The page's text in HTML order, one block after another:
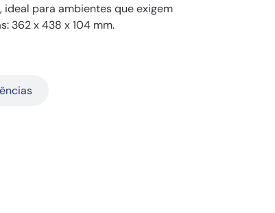
para ambientes que exigem
362 x 438 x 104 mm.